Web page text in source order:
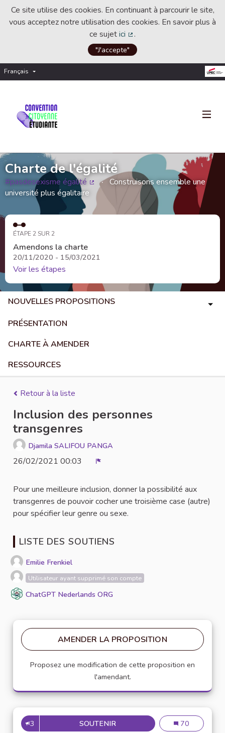
Ce site utilise des cookies. En continuant à parcourir le site,
vous acceptez notre utilisation des cookies. En savoir plus à
ce sujetici
(Lien externe)
.
"J'accepte"
Français Choisir la langue
Charte de l'égalité
#pasdesexisme égalité
(Lien externe)
Construisons ensemble une
université plus égalitaire
ÉTAPE 2 SUR 2
Amendons la charte
20/11/2020 - 15/03/2021
Voir les étapes
NOUVELLES PROPOSITIONS
PRÉSENTATION
CHARTE À AMENDER
RESSOURCES
Retour à la liste
Inclusion des personnes
transgenres
Djamila SALIFOU PANGA
26/02/2021 00:03
Pour une meilleure inclusion, donner la possibilité aux
transgenres de pouvoir cocher une troisième case (autre)
pour spécifier leur genre ou sexe.
LISTE DES SOUTIENS
Emilie Frenkiel
Utilisateur ayant supprimé son compte
ChatGPT Nederlands ORG
AMENDER LA PROPOSITION
Proposez une modification de cette proposition en
l'amendant.
3 SOUTENIRINCLUSION DES PERSONNES
Inclusion des
70